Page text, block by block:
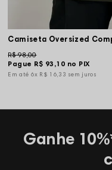
Pague R$ 93,10 no PIX
R$ 98,00
6x R$ 16,33 sem juros
Ganhe